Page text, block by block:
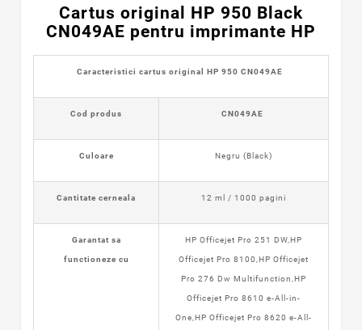
Cartus original HP 950 Black
CN049AE pentru imprimante HP
Caracteristici cartus original HP 950 CN049AE
Cod produs CN049AE
Culoare Negru (Black)
Cantitate cerneala 12 ml / 1000 pagini
Garantat sa
functioneze cu
HP Officejet Pro 251 DW,HP
Officejet Pro 8100,HP Officejet
Pro 276 Dw Multifunction,HP
Officejet Pro 8610 e-All-in-
One,HP Officejet Pro 8620 e-All-